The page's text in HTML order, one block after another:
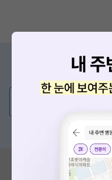
증상/치료,
의사
혹시 잘못된 병원정보
모두닥 팀에 알려주세요!